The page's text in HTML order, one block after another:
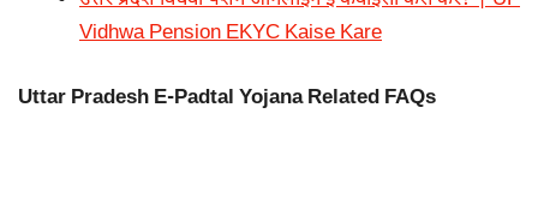
Vidhwa Pension EKYC Kaise Kare
Uttar Pradesh E-Padtal Yojana Related FAQs